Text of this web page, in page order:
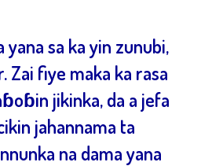
yana sa ka yin zunubi,
Zai fiye maka ka rasa
jikinka, da a jefa
jahannama ta
na dama yana